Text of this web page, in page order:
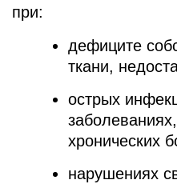
при:
дефиците
ткани,
острых
хронических
нарушениях